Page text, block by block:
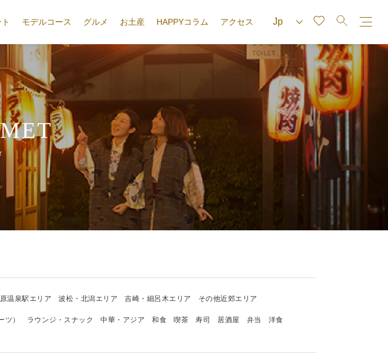
モデルコース グルメ お土産 HAPPYコラム アクセス
温泉駅エリア 波松・北潟エリア 吉崎・細呂木エリア その他近郊エリア
ツ） ラウンジ・スナック 中華・アジア 和食 喫茶 寿司 居酒屋 弁当
洋食